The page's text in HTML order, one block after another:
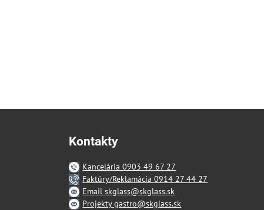
Kontakty
Kancelária 0903 49 67 27
Faktúry/Reklamácia 0914 27 44 27
Email skglass@skglass.sk
Projekty gastro@skglass.sk